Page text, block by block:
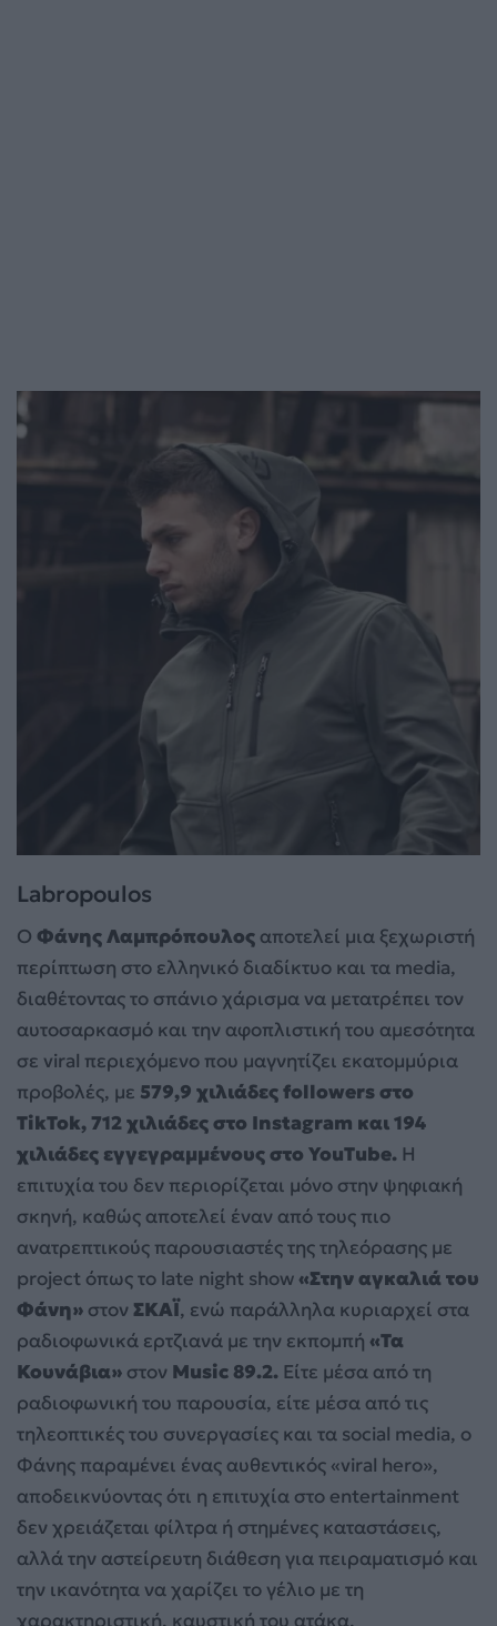
Labropoulos
Ο Φάνης Λαμπρόπουλος αποτελεί μια ξεχωριστή
περίπτωση στο ελληνικό διαδίκτυο και τα media,
διαθέτοντας το σπάνιο χάρισμα να μετατρέπει τον
αυτοσαρκασμό και την αφοπλιστική του αμεσότητα
σε viral περιεχόμενο που μαγνητίζει εκατομμύρια
προβολές, με 579,9 χιλιάδες followers στο
TikTok, 712 χιλιάδες στο Instagram και 194
χιλιάδες εγγεγραμμένους στο YouTube. Η
επιτυχία του δεν περιορίζεται μόνο στην ψηφιακή
σκηνή, καθώς αποτελεί έναν από τους πιο
ανατρεπτικούς παρουσιαστές της τηλεόρασης με
project όπως το late night show«Στην αγκαλιά του
Φάνη» στον ΣΚΑΪ, ενώ παράλληλα κυριαρχεί στα
ραδιοφωνικά ερτζιανά με την εκπομπή «Τα
Κουνάβια» στον Music 89.2. Είτε μέσα από τη
ραδιοφωνική του παρουσία, είτε μέσα από τις
τηλεοπτικές του συνεργασίες και τα social media, ο
Φάνης παραμένει ένας αυθεντικός «viral hero»,
αποδεικνύοντας ότι η επιτυχία στο entertainment
δεν χρειάζεται φίλτρα ή στημένες καταστάσεις,
αλλά την αστείρευτη διάθεση για πειραματισμό και
την ικανότητα να χαρίζει το γέλιο με τη
χαρακτηριστική, καυστική του ατάκα.